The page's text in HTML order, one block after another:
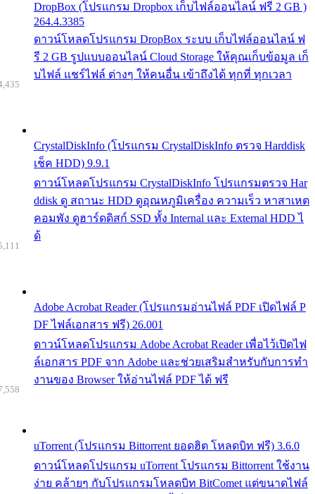
DropBox (โปรแกรม Dropbox เก็บไฟล์ออนไลน์ ฟรี 2 GB )
264.4.3385
ดาวน์โหลดโปรแกรม DropBox ระบบ เก็บไฟล์ออนไลน์ ฟ
รี 2 GB รูปแบบออนไลน์ Cloud Storage ให้คุณเก็บข้อมูล เก็
บไฟล์ แชร์ไฟล์ ต่างๆ ให้คนอื่น เข้าถึงได้ ทุกที่ ทุกเวลา
CrystalDiskInfo (โปรแกรม CrystalDiskInfo ตรวจ Harddisk
เช็ค HDD) 9.9.1
ดาวน์โหลดโปรแกรม CrystalDiskInfo โปรแกรมตรวจ Har
ddisk ดู สถานะ HDD ดูอุณหภูมิเครื่อง ความเร็ว หาสาเหต
คอมพัง ดูฮาร์ดดิสก์ SSD ทั้ง Internal และ External HDD ไ
ด้
Adobe Acrobat Reader (โปรแกรมอ่านไฟล์ PDF เปิดไฟล์ P
DF ไฟล์เอกสาร ฟรี) 26.001
ดาวน์โหลดโปรแกรม Adobe Acrobat Reader เพื่อไว้เปิดไฟ
ล์เอกสาร PDF จาก Adobe และช่วยเสริมสำหรับกับการทำ
งานของ Browser ให้อ่านไฟล์ PDF ได้ ฟรี
uTorrent (โปรแกรม Bittorrent ยอดฮิต โหลดบิท ฟรี) 3.6.0
ดาวน์โหลดโปรแกรม uTorrent โปรแกรม Bittorrent ใช้งาน
ง่าย คล้ายๆ กับโปรแกรมโหลดบิท BitComet แต่ขนาดไฟล์